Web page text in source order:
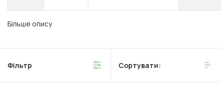
Більше опису
Фільтр Сортувати: